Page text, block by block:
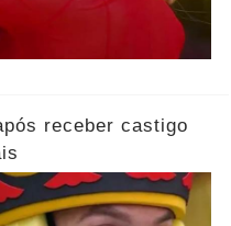
receber castigo